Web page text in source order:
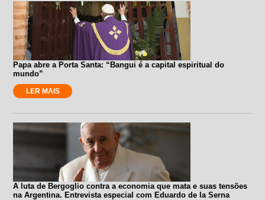
Papa abre a Porta Santa: “Bangui é a capital espiritual do
mundo”
LER MAIS
A luta de Bergoglio contra a economia que mata e suas tensões
na Argentina. Entrevista especial com Eduardo de la Serna